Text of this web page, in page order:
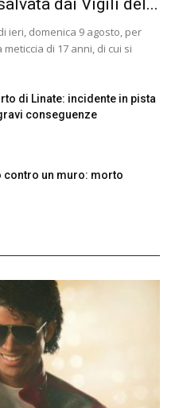
ieri, domenica 9 agosto, per
di 17 anni, di cui si
di Linate: incidente in pista
conseguenze
contro un muro: morto